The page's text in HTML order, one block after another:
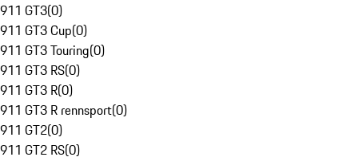
911 GT3(0)
911 GT3 Cup(0)
911 GT3 Touring(0)
911 GT3 RS(0)
911 GT3 R(0)
911 GT3 R rennsport(0)
911 GT2(0)
911 GT2 RS(0)